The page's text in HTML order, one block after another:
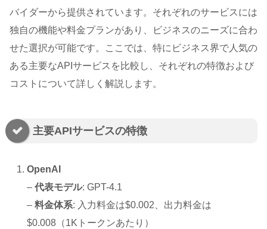
バイダーから提供されています。それぞれのサービスには
独自の機能や料金プランがあり、ビジネスのニーズに合わ
せた選択が可能です。ここでは、特にビジネス界で人気の
ある主要なAPIサービスを比較し、それぞれの特徴および
コストについて詳しく解説します。
主要APIサービスの特徴
OpenAI
–代表モデル: GPT-4.1
–料金体系: 入力料金は$0.002、出力料金は
$0.008（1Kトークンあたり）